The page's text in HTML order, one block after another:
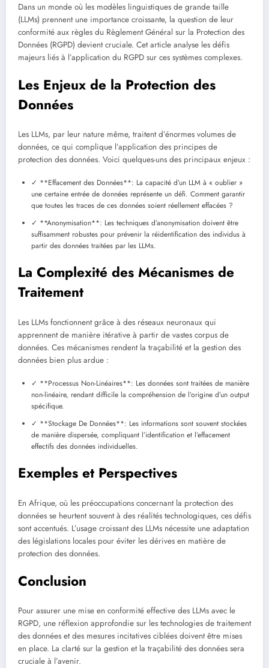
Dans un monde où les modèles linguistiques de grande taille
(LLMs) prennent une importance croissante, la question de leur
conformité aux règles du Règlement Général sur la Protection des
Données (RGPD) devient cruciale. Cet article analyse les défis
majeurs liés à l’application du RGPD sur ces systèmes complexes.
Les Enjeux de la Protection des
Données
Les LLMs, par leur nature même, traitent d’énormes volumes de
données, ce qui complique l’application des principes de
protection des données. Voici quelques-uns des principaux enjeux :
✓ **Effacement des Données**: La capacité d’un LLM à « oublier »
une certaine entrée de données représente un défi. Comment garantir
que toutes les traces de ces données soient réellement effacées ?
✓ **Anonymisation**: Les techniques d’anonymisation doivent être
suffisamment robustes pour prévenir la réidentification des individus à
partir des données traitées par les LLMs.
La Complexité des Mécanismes de
Traitement
Les LLMs fonctionnent grâce à des réseaux neuronaux qui
apprennent de manière itérative à partir de vastes corpus de
données. Ces mécanismes rendent la traçabilité et la gestion des
données bien plus ardue :
✓ **Processus Non-Linéaires**: Les données sont traitées de manière
non-linéaire, rendant difficile la compréhension de l’origine d’un output
spécifique.
✓ **Stockage De Données**: Les informations sont souvent stockées
de manière dispersée, compliquant l’identification et l’effacement
effectifs des données individuelles.
Exemples et Perspectives
En Afrique, où les préoccupations concernant la protection des
données se heurtent souvent à des réalités technologiques, ces défis
sont accentués. L’usage croissant des LLMs nécessite une adaptation
des législations locales pour éviter les dérives en matière de
protection des données.
Conclusion
Pour assurer une mise en conformité effective des LLMs avec le
RGPD, une réflexion approfondie sur les technologies de traitement
des données et des mesures incitatives ciblées doivent être mises
en place. La clarté sur la gestion et la traçabilité des données sera
cruciale à l’avenir.